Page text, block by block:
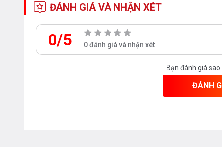
ĐÁNH GIÁ VÀ NHẬN XÉT
0/5 0 đánh giá và nhận xét
Bạn đánh giá sao
ĐÁNH